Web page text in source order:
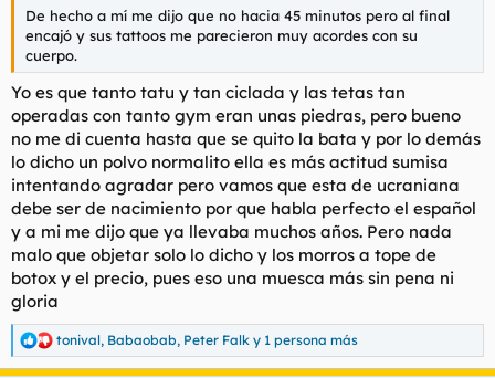
diferencia entre proactividad y reactividad Alexandra es
plenamente proactiva, toda la escena en mi mente sonando
Wagner por la fuerza Sexual que se desprende.
Ya después me comentaba como su intención es establecerse
en Valencia por clima, tamaño de la ciudad etc pero todo
dependerá de su éxito, luego ya me comentaba como también
disfruta con actitudes más calmadas invitándome
(metafóricamente) a volver y redescubrirla y, sinceramente es
algo para nada descartable.
Es una opinión muy subjetiva pero creo que si le va bien podrá
traer y atraer más compañeras y en nuestra mano está
ponérselo fácil. Creo que debe conocerse.
(No creo que conozca el foro si bien es el tipo de dama de
gran inteligencia)
De hecho a mí me dijo que no hacia 45 minutos pero al final
encajó y sus tattoos me parecieron muy acordes con su
cuerpo.
Yo es que tanto tatu y tan ciclada y las tetas tan
operadas con tanto gym eran unas piedras, pero bueno
no me di cuenta hasta que se quito la bata y por lo demás
lo dicho un polvo normalito ella es más actitud sumisa
intentando agradar pero vamos que esta de ucraniana
debe ser de nacimiento por que habla perfecto el español
y a mi me dijo que ya llevaba muchos años. Pero nada
malo que objetar solo lo dicho y los morros a tope de
botox y el precio, pues eso una muesca más sin pena ni
gloria
R
e
tonival, Babaobab, Peter Falk y 1 persona más